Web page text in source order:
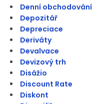
Denní obchodování
Depozitář
Depreciace
Deriváty
Devalvace
Devizový trh
Disážio
Discount Rate
Diskont